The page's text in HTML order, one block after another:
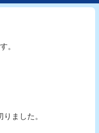
。
りました。